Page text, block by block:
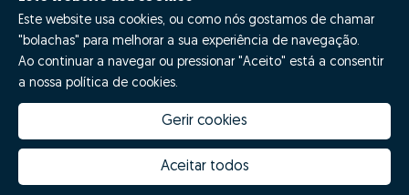
Este website usa cookies, ou como nós gostamos de chamar
"bolachas" para melhorar a sua experiência de navegação.
Ao continuar a navegar ou pressionar "Aceito" está a consentir
a nossa política de cookies.
Gerir cookies
Aceitar todos